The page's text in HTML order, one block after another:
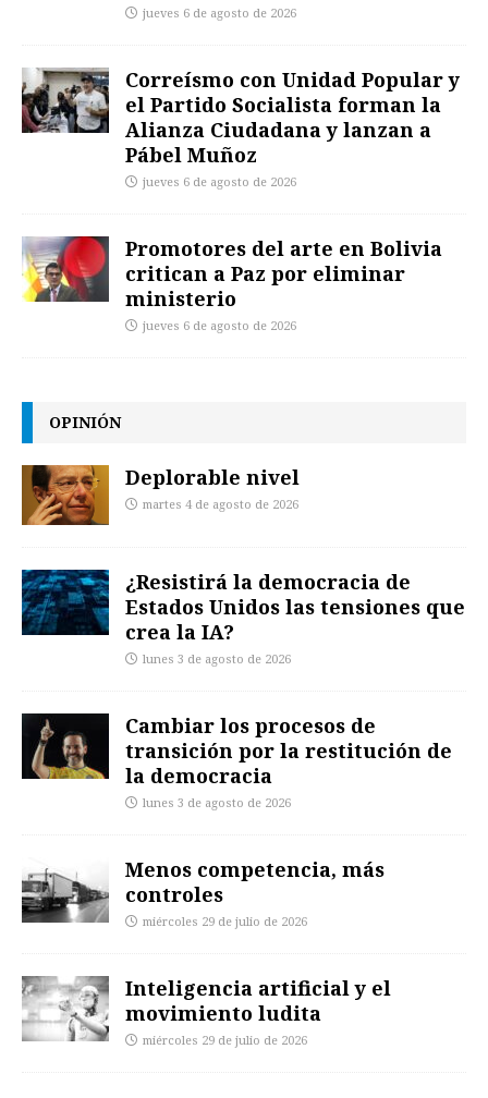
jueves 6 de agosto de 2026
Correísmo con Unidad Popular y
el Partido Socialista forman la
Alianza Ciudadana y lanzan a
Pábel Muñoz
jueves 6 de agosto de 2026
Promotores del arte en Bolivia
critican a Paz por eliminar
ministerio
jueves 6 de agosto de 2026
OPINIÓN
Deplorable nivel
martes 4 de agosto de 2026
¿Resistirá la democracia de
Estados Unidos las tensiones que
crea la IA?
lunes 3 de agosto de 2026
Cambiar los procesos de
transición por la restitución de
la democracia
lunes 3 de agosto de 2026
Menos competencia, más
controles
miércoles 29 de julio de 2026
Inteligencia artificial y el
movimiento ludita
miércoles 29 de julio de 2026